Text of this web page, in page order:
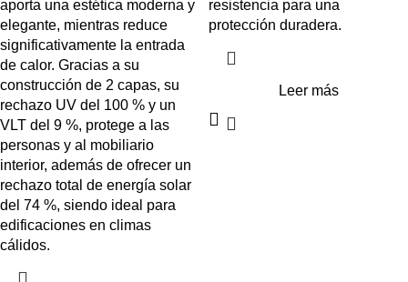
aporta una estética moderna y
elegante, mientras reduce
significativamente la entrada
de calor. Gracias a su
construcción de 2 capas, su
rechazo UV del 100 % y un
VLT del 9 %, protege a las
personas y al mobiliario
interior, además de ofrecer un
rechazo total de energía solar
del 74 %, siendo ideal para
edificaciones en climas
cálidos.
resistencia para una
protección duradera.
Leer más